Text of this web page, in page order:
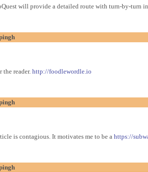
will provide a detailed route with turn-by-turn
reader. http://foodlewordle.io
is contagious. It motivates me to be a https://